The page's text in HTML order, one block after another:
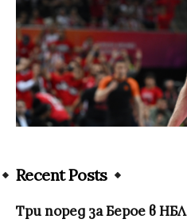
Recent Posts
Три поред за Берое в НБЛ